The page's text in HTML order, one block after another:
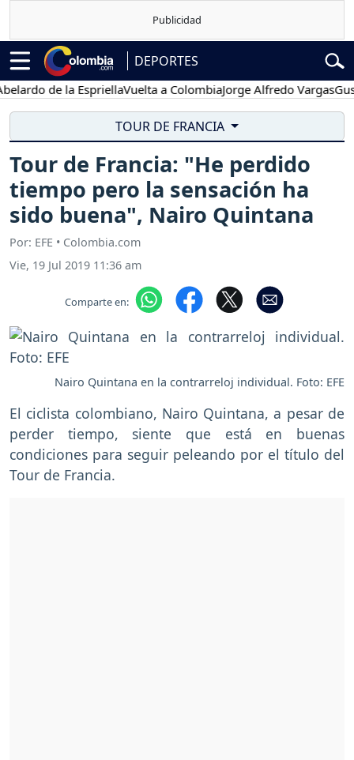
DEPORTES
de la EspriellaVuelta a ColombiaJorge Alfredo VargasGustavo
TOUR DE FRANCIA
Tour de Francia: "He perdido
tiempo pero la sensación ha
sido buena", Nairo Quintana
Por: EFE • Colombia.com
Vie, 19 Jul 2019 11:36 am
Comparte en:
Nairo Quintana en la contrarreloj individual. Foto: EFE
El ciclista colombiano, Nairo Quintana, a pesar de
perder tiempo, siente que está en buenas
condiciones para seguir peleando por el título del
Tour de Francia.